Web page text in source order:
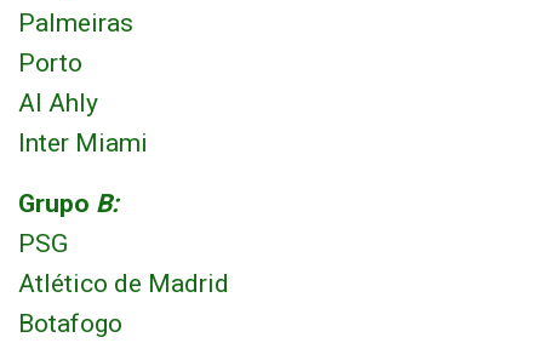
Palmeiras
Porto
Al Ahly
Inter Miami
Grupo B:
PSG
Atlético de Madrid
Botafogo